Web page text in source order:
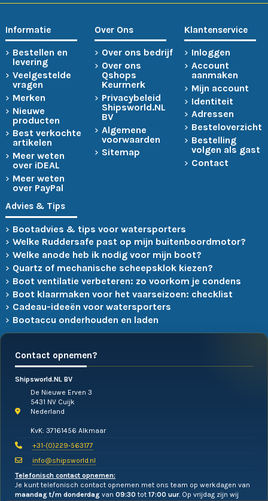
Informatie
Bestellen en
levering
Veelgestelde
vragen
Merken
Nieuwe
producten
Best verkochte
artikelen
Meer weten
over iDEAL
Meer weten
over PayPal
Over Ons
Over ons bedrijf
Over ons
Qshops
Keurmerk
Privacybeleid
Shipsworld.NL
BV
Algemene
voorwaarden
Sitemap
Klantenservice
Inloggen
Account
aanmaken
Mijn account
Identiteit
Adressen
Besteloverzicht
Bestelling
volgen als gast
Contact
Advies & Tips
Bootadvies & tips voor watersporters
Welke Ruddersafe past op mijn buitenboordmotor?
Welke anode heb ik nodig voor mijn boot?
Quartz of mechanische scheepsklok kiezen?
Boot ventilatie verbeteren: zo voorkom je condens
Boot klaarmaken voor het vaarseizoen: checklist
Cadeau-ideeën voor watersporters
Bootaccu onderhouden en laden
Contact opnemen?
Shipsworld.NL BV
De Nieuwe Erven 3
5431 NV Cuijk
Nederland
KvK: 37161456 Alkmaar
+31-(0)229-563177
info@shipsworld.nl
Telefonisch contact opnemen:
Je kunt telefonisch contact opnemen met ons team op werkdagen van
maandag t/m donderdag van 09:30 tot 17:00 uur. Op vrijdag zijn wij